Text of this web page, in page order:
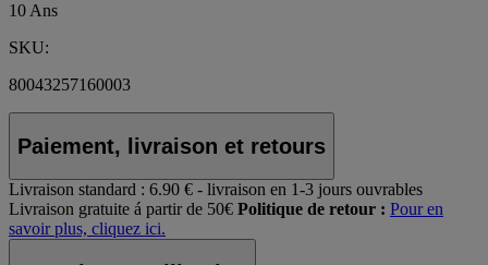
10 Ans
SKU:
80043257160003
Paiement, livraison et retours
Livraison standard : 6.90 € - livraison en 1-3 jours ouvrables
Livraison gratuite á partir de 50€ Politique de retour : Pour en
savoir plus, cliquez ici.